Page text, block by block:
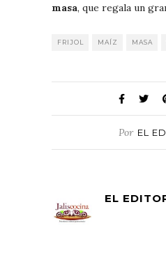
masa, que regala un
FRIJOL MAÍZ MASA
Por EL
EL